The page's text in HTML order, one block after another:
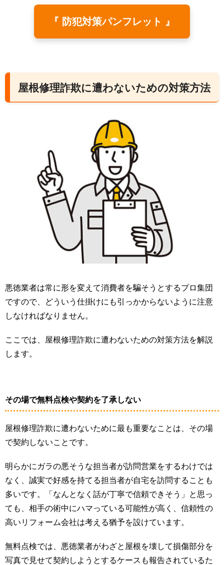
『 防犯対策パンフレット 』
屋根修理詐欺に遭わないための対策方法
悪徳業者は常に形を変えて消費者を騙そうとするプロ集団
ですので、どういう仕掛けにも引っかからないように注意
しなければなりません。
ここでは、屋根修理詐欺に遭わないための対策方法を解説
します。
その場で無料点検や契約を了承しない
屋根修理詐欺に遭わないために最も重要なことは、その場
で契約しないことです。
明らかにガラの悪そうな担当者が訪問営業をするわけでは
なく、誠実で好感を持てる担当者が自宅を訪問することも
多いです。「なんとなく話が丁寧で信頼できそう」と思っ
ても、相手の術中にハマっている可能性が高く、信頼性の
高いリフォーム会社は考える猶予を設けています。
無料点検では、悪徳業者がわざと屋根を壊して損傷部分を
写真で見せて契約しようとするケースも報告されているた